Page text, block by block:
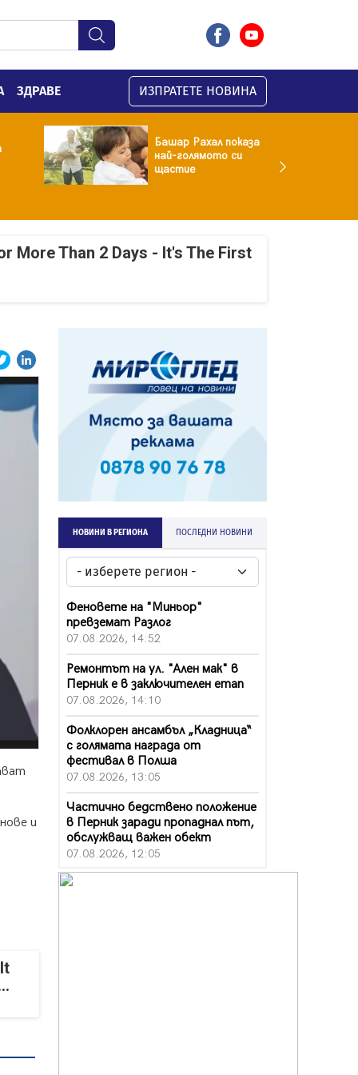
ЗДРАВЕ ИЗПРАТЕТЕ НОВИНА
Башар Рахал показа
най-голямото си
щастие
More Than 2 Days - It's The First
и
НОВИНИ В РЕГИОНА ПОСЛЕДНИ НОВИНИ
Феновете на "Миньор"
превземат Разлог
07.08.2026, 14:52
Ремонтът на ул. "Ален мак" в
Перник е в заключителен етап
07.08.2026, 14:10
Фолклорен ансамбъл „Кладница“
с голямата награда от
фестивал в Полша
07.08.2026, 13:05
Частично бедствено положение
в Перник заради пропаднал път,
обслужващ важен обект
07.08.2026, 12:05
Да отговорим на жегите с филм